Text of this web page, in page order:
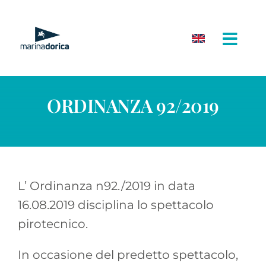
contenuto
ORDINANZA 92/2019
L’ Ordinanza n92./2019 in data
16.08.2019 disciplina lo spettacolo
pirotecnico.
In occasione del predetto spettacolo,